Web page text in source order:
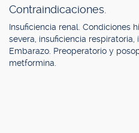
Contraindicaciones.
Insuficiencia renal. Condiciones
severa, insuficiencia respiratoria,
Embarazo. Preoperatorio y
metformina.